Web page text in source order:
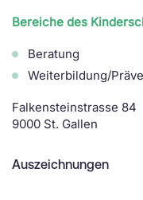
Bereiche des
Beratung
Weiterbildung/
Falkensteinstrasse 84
9000 St. Gallen
Auszeichnungen